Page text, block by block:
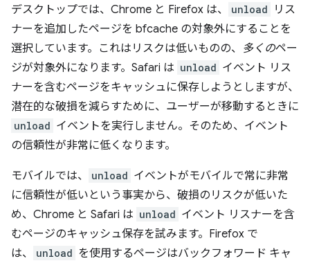
デスクトップでは、Chrome と Firefox は、 unload
リス
ナーを追加したページを bfcache の対象外にすることを
選択しています。これはリスクは低いものの、 多くのペー
ジが対象外になります。Safari は unload イベント リス
ナーを含むページをキャッシュに保存しようとしますが、
潜在的な破損を減らすために、ユーザーが移動するときに
unload イベントを実行しません。そのため、イベント
の信頼性が非常に低くなります。
モバイルでは、 unload イベントがモバイルで常に非常
に信頼性が低いという事実から、破損のリスクが低いた
め、Chrome と Safari は unload イベント リスナーを含
むページのキャッシュ保存を試みます。Firefox で
は、
unload を使用するページはバックフォワード キャ